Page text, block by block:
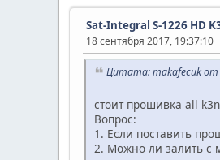
Sat-Integral S-1226 HD
18 сентября 2017, 19:37:10
Цитата: makafecuk от
стоит прошивка all
Вопрос:
1. Если поставить
2. Можно ли залить с